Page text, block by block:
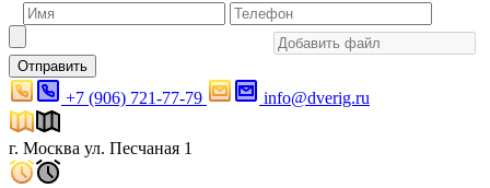
Отправить
+7 (906) 721-77-79 info@dverig.ru
г. Москва ул. Песчаная 1